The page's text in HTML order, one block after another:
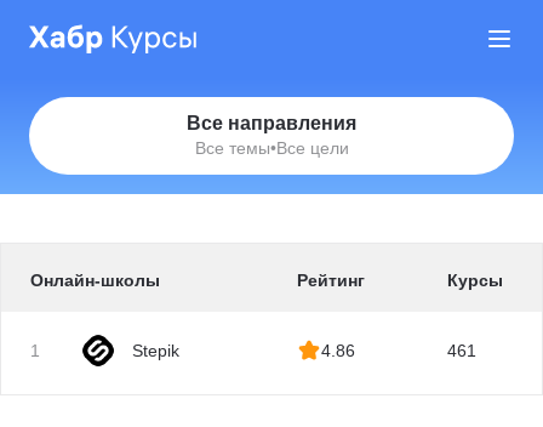
Все направления
Все темы•Все цели
Онлайн-школы Рейтинг Курсы
1 Stepik 4.86 461